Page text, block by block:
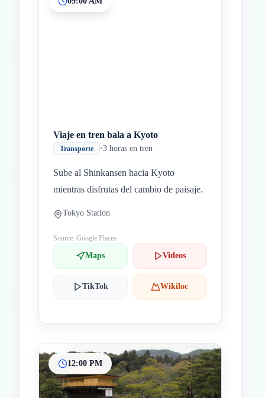
Viaje en tren bala a Kyoto
Transporte •3 horas en tren
Sube al Shinkansen hacia Kyoto
mientras disfrutas del cambio de paisaje.
Tokyo Station
Source: Google Places
Maps Videos
TikTok Wikiloc
12:00 PM